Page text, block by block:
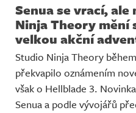
Senua se vrací, ale
Ninja Theory mění
velkou akční
Studio Ninja Theory
překvapilo oznámením
však o Hellblade 3.
Senua a podle vývojářů